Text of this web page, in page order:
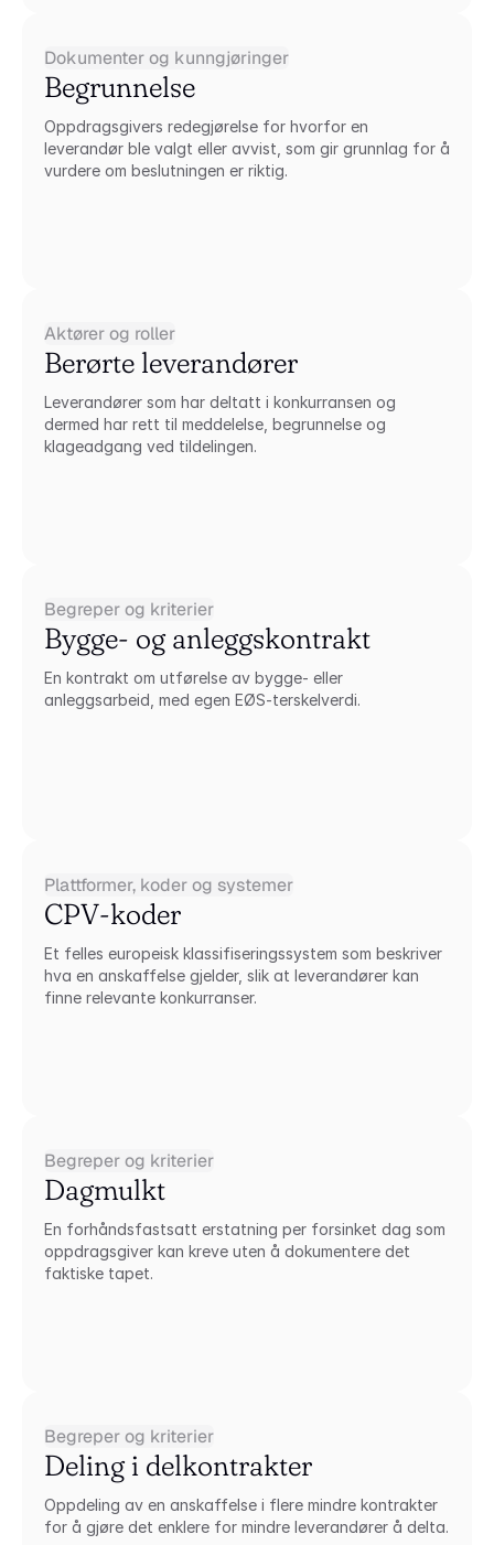
Dokumenter og kunngjøringer
Begrunnelse
Oppdragsgivers redegjørelse for hvorfor en
leverandør ble valgt eller avvist, som gir grunnlag for å
vurdere om beslutningen er riktig.
Aktører og roller
Berørte leverandører
Leverandører som har deltatt i konkurransen og
dermed har rett til meddelelse, begrunnelse og
klageadgang ved tildelingen.
Begreper og kriterier
Bygge- og anleggskontrakt
En kontrakt om utførelse av bygge- eller
anleggsarbeid, med egen EØS-terskelverdi.
Plattformer, koder og systemer
CPV-koder
Et felles europeisk klassifiseringssystem som beskriver
hva en anskaffelse gjelder, slik at leverandører kan
finne relevante konkurranser.
Begreper og kriterier
Dagmulkt
En forhåndsfastsatt erstatning per forsinket dag som
oppdragsgiver kan kreve uten å dokumentere det
faktiske tapet.
Begreper og kriterier
Deling i delkontrakter
Oppdeling av en anskaffelse i flere mindre kontrakter
for å gjøre det enklere for mindre leverandører å delta.